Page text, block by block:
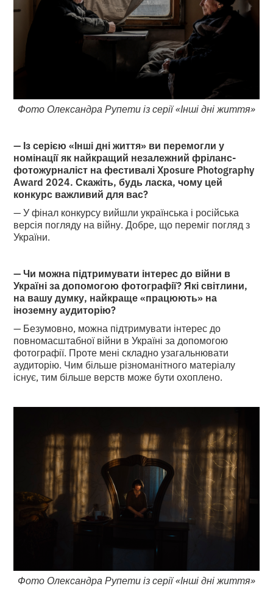
Фото Олександра Рупети із серії «Інші дні життя»
— Із серією «Інші дні життя» ви перемогли у
номінації як найкращий незалежний фріланс-
фотожурналіст на фестивалі Xposure Photography
Award 2024. Скажіть, будь ласка, чому цей
конкурс важливий для вас?
— У фінал конкурсу вийшли українська і російська
версія погляду на війну. Добре, що переміг погляд з
України.
— Чи можна підтримувати інтерес до війни в
Україні за допомогою фотографії? Які світлини,
на вашу думку, найкраще «працюють» на
іноземну аудиторію?
— Безумовно, можна підтримувати інтерес до
повномасштабної війни в Україні за допомогою
фотографії. Проте мені складно узагальнювати
аудиторію. Чим більше різноманітного матеріалу
існує, тим більше верств може бути охоплено.
Фото Олександра Рупети із серії «Інші дні життя»